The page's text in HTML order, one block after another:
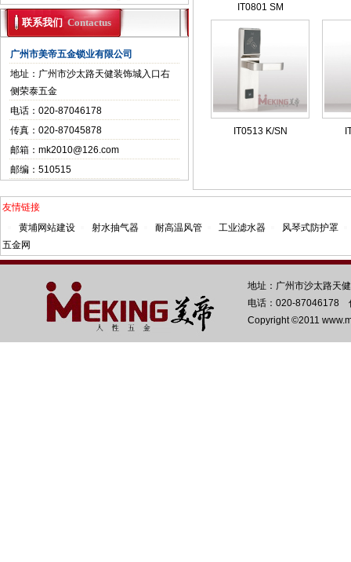
联系我们 Contactus
广州市美帝五金锁业有限公司
地址：广州市沙太路天健装饰城入口右
侧荣泰五金
电话：020-87046178
传真：020-87045878
邮箱： mk2010@126.com
邮编：510515
IT0801 SM
IT0513 K/SN
友情链接
黄埔网站建设
射水抽气器 耐高温风管 工业滤水器
风琴式防护罩
五金网
地址：广州市沙太路天
电话：020-87046178
Copyright ©2011